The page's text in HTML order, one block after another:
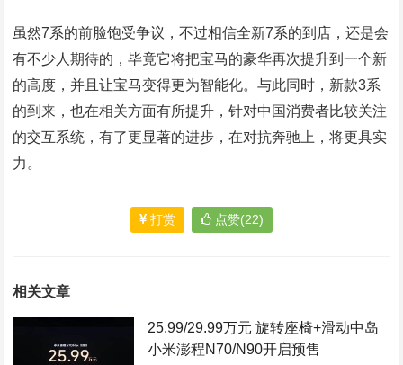
虽然7系的前脸饱受争议，不过相信全新7系的到店，还是会
有不少人期待的，毕竟它将把宝马的豪华再次提升到一个新
的高度，并且让宝马变得更为智能化。与此同时，新款3系
的到来，也在相关方面有所提升，针对中国消费者比较关注
的交互系统，有了更显著的进步，在对抗奔驰上，将更具实
力。
打赏 点赞(22)
相关文章
25.99/29.99万元 旋转座椅+滑动中岛
小米澎程N70/N90开启预售